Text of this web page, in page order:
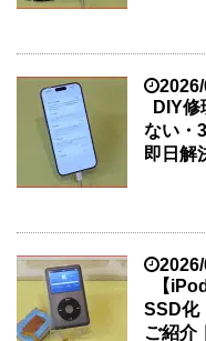
DIY
ない・
即日解
【
SSD化
ご紹介